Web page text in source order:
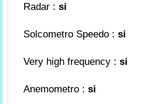
Radar : si
Solcometro Speedo : si
Very high frequency : si
Anemometro : si